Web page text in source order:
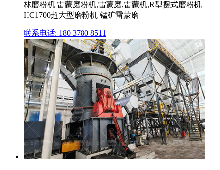
林磨粉机 雷蒙磨粉机,雷蒙磨,雷蒙机,R型摆式磨粉机
HC1700超大型磨粉机 锰矿雷蒙磨
联系电话: 180 3780 8511